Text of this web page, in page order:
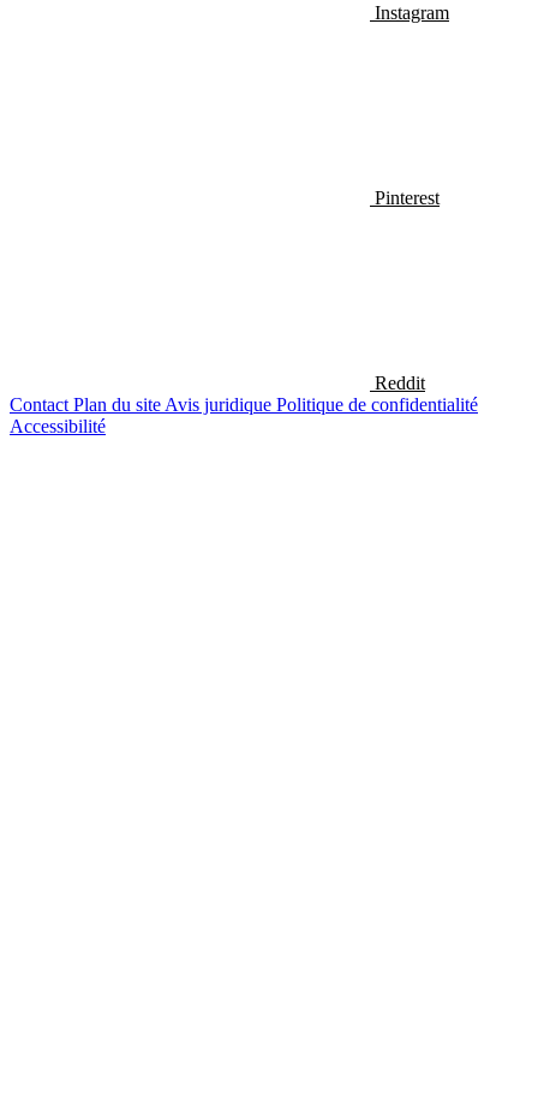
Instagram
Pinterest
Reddit
Contact Plan du site Avis juridique Politique de confidentialité
Accessibilité